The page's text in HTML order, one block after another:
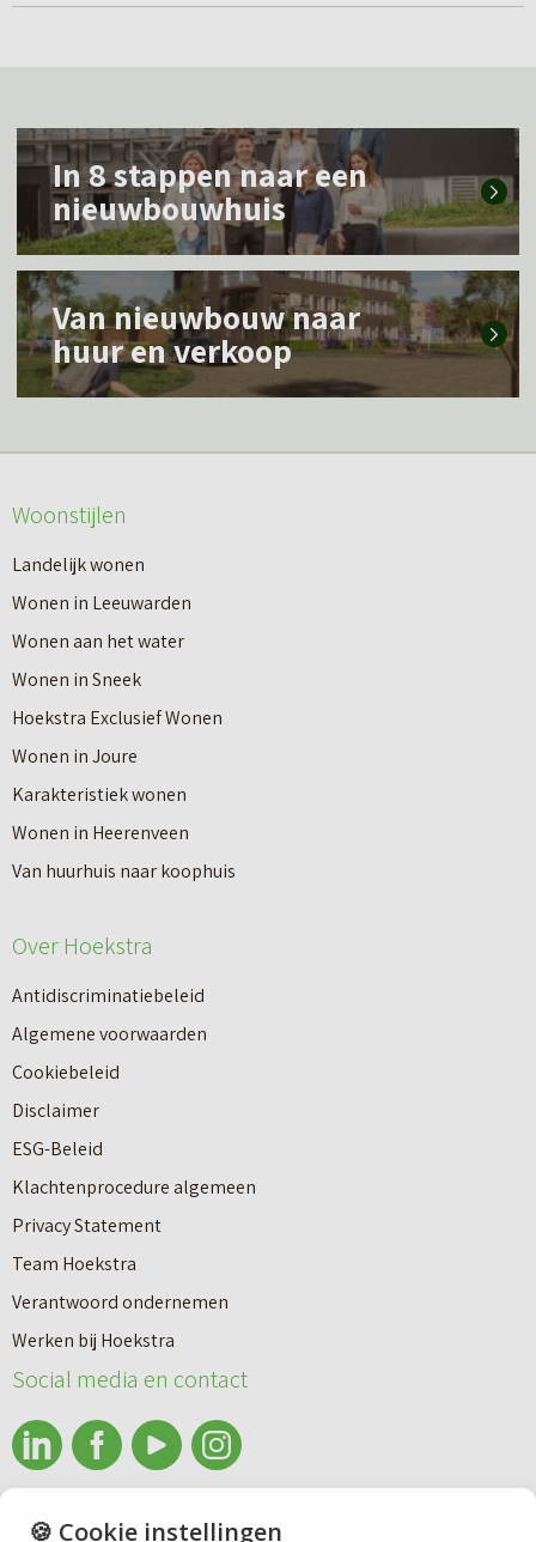
Nieuwbouw
Huren
L
s
m
e
o
e
r
I
n
8
s
t
a
p
p
n
n
a
a
r
e
e
n
n
i
e
u
o
In 8 stappen naar een
nieuwbouwhuis
L
e
s
e
o
v
e
r
V
a
n
n
e
u
Van nieuwbouw naar
huur en verkoop
Woonstijlen
Landelijk wonen
Wonen in Leeuwarden
Wonen aan het water
Wonen in Sneek
Hoekstra Exclusief Wonen
Wonen in Joure
Karakteristiek wonen
Wonen in Heerenveen
Van huurhuis naar koophuis
Over Hoekstra
Antidiscriminatiebeleid
Algemene voorwaarden
Cookiebeleid
Disclaimer
ESG-Beleid
Klachtenprocedure algemeen
Privacy Statement
Team Hoekstra
Verantwoord ondernemen
Werken bij Hoekstra
Social media en contact
info@makelaardijhoekstra.nl
🍪 Cookie instellingen